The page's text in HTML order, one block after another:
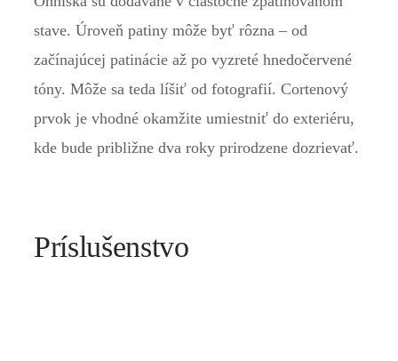
stave. Úroveň patiny môže byť rôzna – od
začínajúcej patinácie až po vyzreté hnedočervené
tóny. Môže sa teda líšiť od fotografií. Cortenový
prvok je vhodné okamžite umiestniť do exteriéru,
kde bude približne dva roky prirodzene dozrievať.
Príslušenstvo